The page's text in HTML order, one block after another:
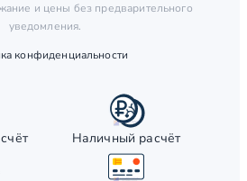
и цены без предварительного
уведомления.
конфиденциальности
Наличный расчёт